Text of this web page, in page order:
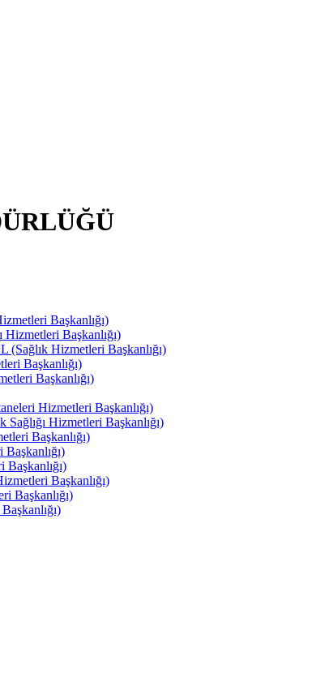
Başkanlığı)
Başkanlığı)
Hizmetleri Başkanlığı)
Başkanlığı)
Başkanlığı)
Hizmetleri Başkanlığı)
Hizmetleri Başkanlığı)
Başkanlığı)
Başkanlığı)
Başkanlığı)